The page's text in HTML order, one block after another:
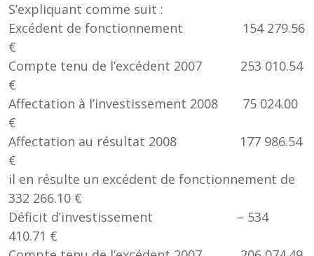
S’expliquant comme suit :
Excédent de fonctionnement 154 279.56
€
Compte tenu de l’excédent 2007 253 010.54
€
Affectation à l’investissement 2008 75 024.00
€
Affectation au résultat 2008 177 986.54
€
il en résulte un excédent de fonctionnement de
332 266.10 €
Déficit d’investissement – 534
410.71 €